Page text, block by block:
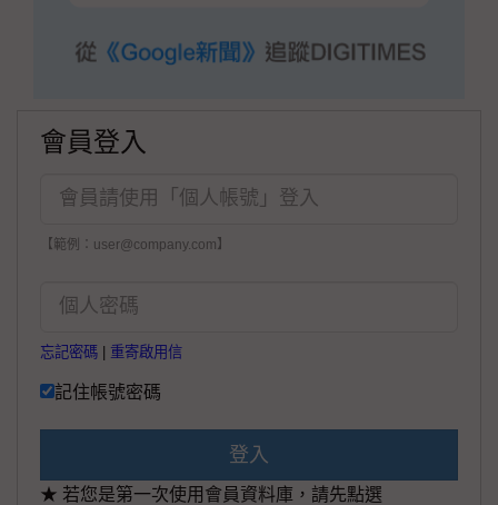
會員登入
【範例：user@company.com】
忘記密碼 重寄啟用信
記住帳號密碼
登入
★ 若您是第一次使用會員資料庫，請先點選